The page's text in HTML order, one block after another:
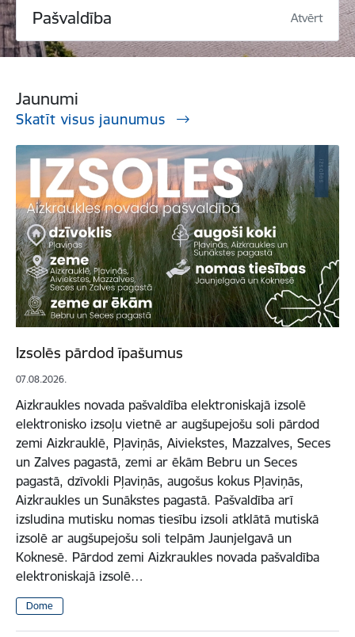
Pašvaldība Atvērt
Jaunumi
Skatīt visus jaunumus
Izsolēs pārdod īpašumus
07.08.2026.
Aizkraukles novada pašvaldība elektroniskajā izsolē
elektronisko izsoļu vietnē ar augšupejošu soli pārdod
zemi Aizkrauklē, Pļaviņās, Aiviekstes, Mazzalves, Seces
un Zalves pagastā, zemi ar ēkām Bebru un Seces
pagastā, dzīvokli Pļaviņās, augošus kokus Pļaviņās,
Aizkraukles un Sunākstes pagastā. Pašvaldība arī
izsludina mutisku nomas tiesību izsoli atklātā mutiskā
izsolē ar augšupejošu soli telpām Jaunjelgavā un
Koknesē. Pārdod zemi Aizkraukles novada pašvaldība
elektroniskajā izsolē…
Dome